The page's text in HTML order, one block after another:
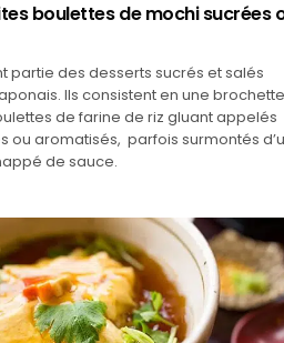
boulettes de mochi sucrées
partie des desserts sucrés et salés
Ils consistent en une
de farine de riz gluant appelés
ou aromatisés, parfois surmontés
de sauce.